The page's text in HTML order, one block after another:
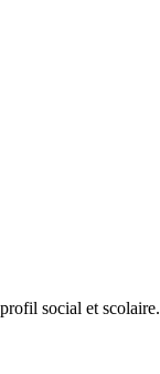
social et scolaire.